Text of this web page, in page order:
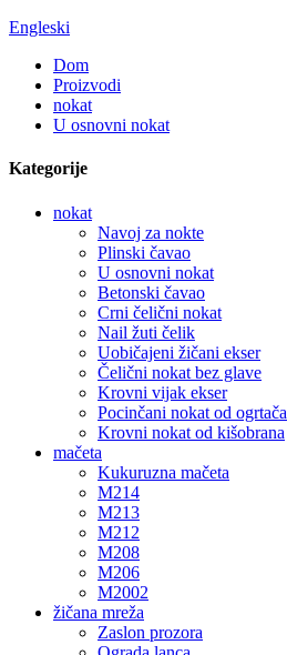
Engleski
Dom
Proizvodi
nokat
U osnovni nokat
Kategorije
nokat
Navoj za nokte
Plinski čavao
U osnovni nokat
Betonski čavao
Crni čelični nokat
Nail žuti čelik
Uobičajeni žičani ekser
Čelični nokat bez glave
Krovni vijak ekser
Pocinčani nokat od ogrtača
Krovni nokat od kišobrana
mačeta
Kukuruzna mačeta
M214
M213
M212
M208
M206
M2002
žičana mreža
Zaslon prozora